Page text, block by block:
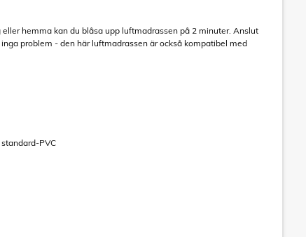
hemma kan du blåsa upp luftmadrassen på 2 minuter. Anslut
problem - den här luftmadrassen är också kompatibel med
PVC